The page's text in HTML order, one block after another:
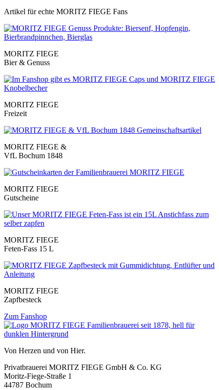
Artikel für echte MORITZ FIEGE Fans
MORITZ FIEGE
Bier & Genuss
MORITZ FIEGE
Freizeit
MORITZ FIEGE &
VfL Bochum 1848
MORITZ FIEGE
Gutscheine
MORITZ FIEGE
Feten-Fass 15 L
MORITZ FIEGE
Zapfbesteck
Zum Fanshop
Von Herzen und von Hier.
Privatbrauerei MORITZ FIEGE GmbH & Co. KG
Moritz-Fiege-Straße 1
44787 Bochum